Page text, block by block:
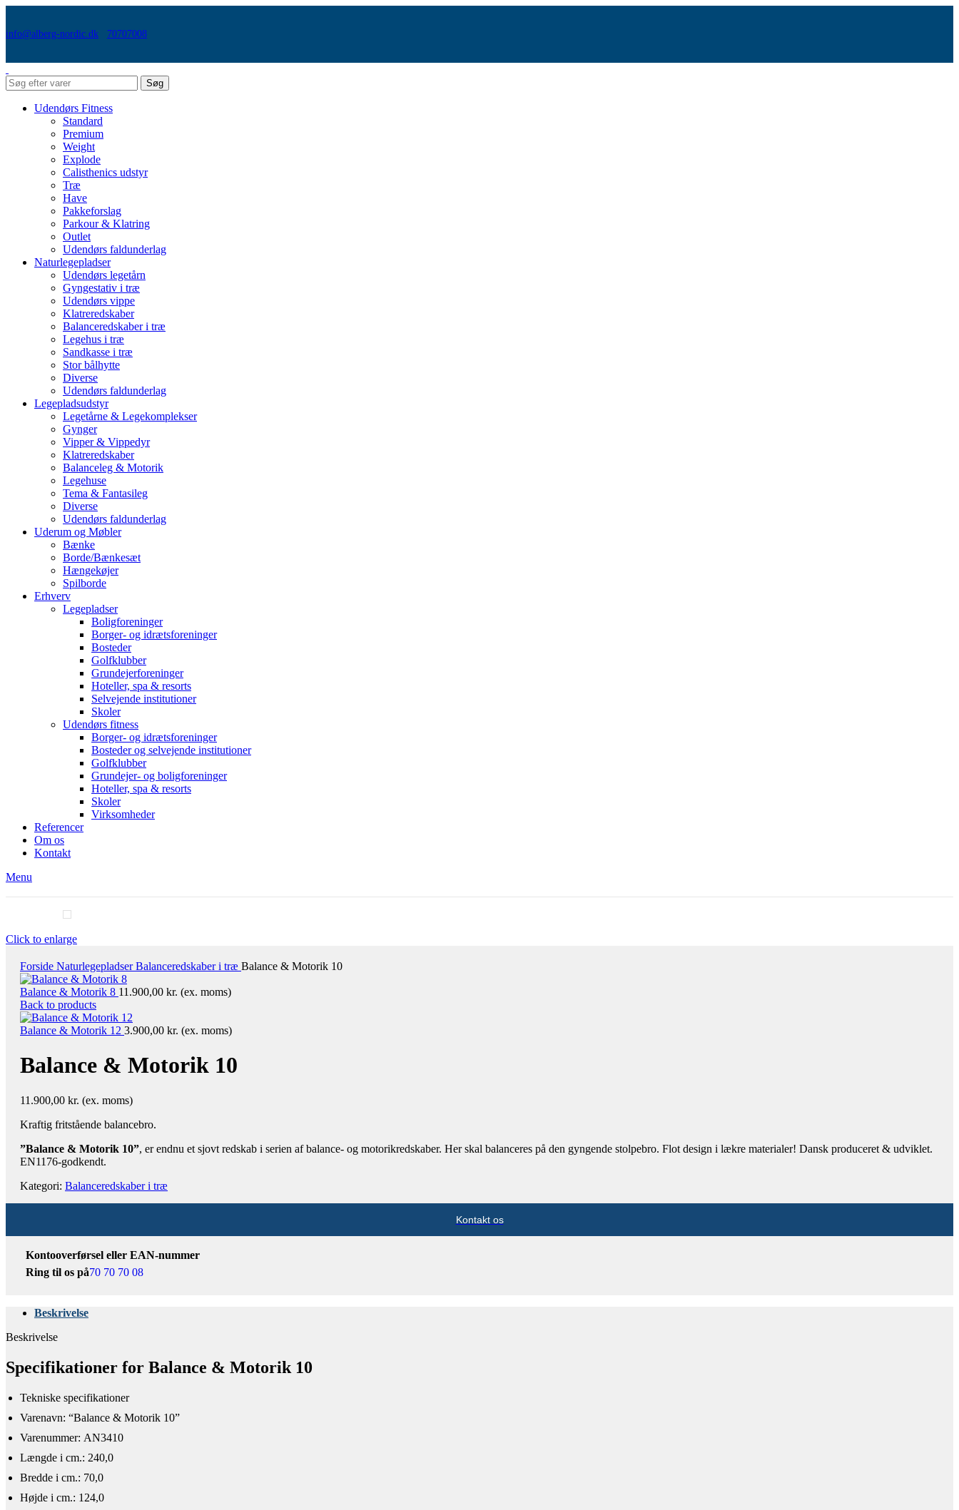
info@alberg-nordic.dk 70707008
Søg
Udendørs Fitness
Standard
Premium
Weight
Explode
Calisthenics udstyr
Træ
Have
Pakkeforslag
Parkour & Klatring
Outlet
Udendørs faldunderlag
Naturlegepladser
Udendørs legetårn
Gyngestativ i træ
Udendørs vippe
Klatreredskaber
Balanceredskaber i træ
Legehus i træ
Sandkasse i træ
Stor bålhytte
Diverse
Udendørs faldunderlag
Legepladsudstyr
Legetårne & Legekomplekser
Gynger
Vipper & Vippedyr
Klatreredskaber
Balanceleg & Motorik
Legehuse
Tema & Fantasileg
Diverse
Udendørs faldunderlag
Uderum og Møbler
Bænke
Borde/Bænkesæt
Hængekøjer
Spilborde
Erhverv
Legepladser
Boligforeninger
Borger- og idrætsforeninger
Bosteder
Golfklubber
Grundejerforeninger
Hoteller, spa & resorts
Selvejende institutioner
Skoler
Udendørs fitness
Borger- og idrætsforeninger
Bosteder og selvejende institutioner
Golfklubber
Grundejer- og boligforeninger
Hoteller, spa & resorts
Skoler
Virksomheder
Referencer
Om os
Kontakt
Menu
Click to enlarge
Forside NaturlegepladserBalanceredskaber i træ Balance & Motorik 10
Balance & Motorik 8 11.900,00 kr. (ex. moms)
Back to products
Balance & Motorik 12 3.900,00 kr. (ex. moms)
Balance & Motorik 10
11.900,00 kr. (ex. moms)
Kraftig fritstående balancebro.
”Balance & Motorik 10”, er endnu et sjovt redskab i serien af balance- og motorikredskaber. Her skal balanceres på den gyngende stolpebro. Flot design i lækre materialer! Dansk produceret & udviklet.
EN1176-godkendt.
Kategori: Balanceredskaber i træ
Kontakt os
Kontooverførsel eller EAN-nummer
Ring til os på70 70 70 08
Beskrivelse
Beskrivelse
Specifikationer for Balance & Motorik 10
Tekniske specifikationer​
​Varenavn: “Balance & Motorik 10”
Varenummer: AN3410
Længde i cm.: 240,0
Bredde i cm.: 70,0
Højde i cm.: 124,0